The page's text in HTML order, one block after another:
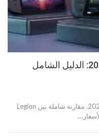
أفضل أجهزة الألعاب المحمولة 2026: الدليل الشامل
اكتشف أفضل أجهزة الألعاب المحمولة لعام 2026. مقارنة شاملة بين Legion